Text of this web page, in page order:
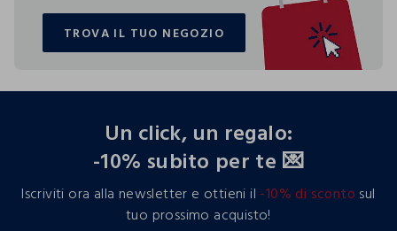
TROVA IL TUO NEGOZIO
TROVA IL TUO NEGOZIO
Un click, un regalo:
-10% subito per te 💌
Iscriviti ora alla newsletter e ottieni il -10% di sconto sul
tuo prossimo acquisto!